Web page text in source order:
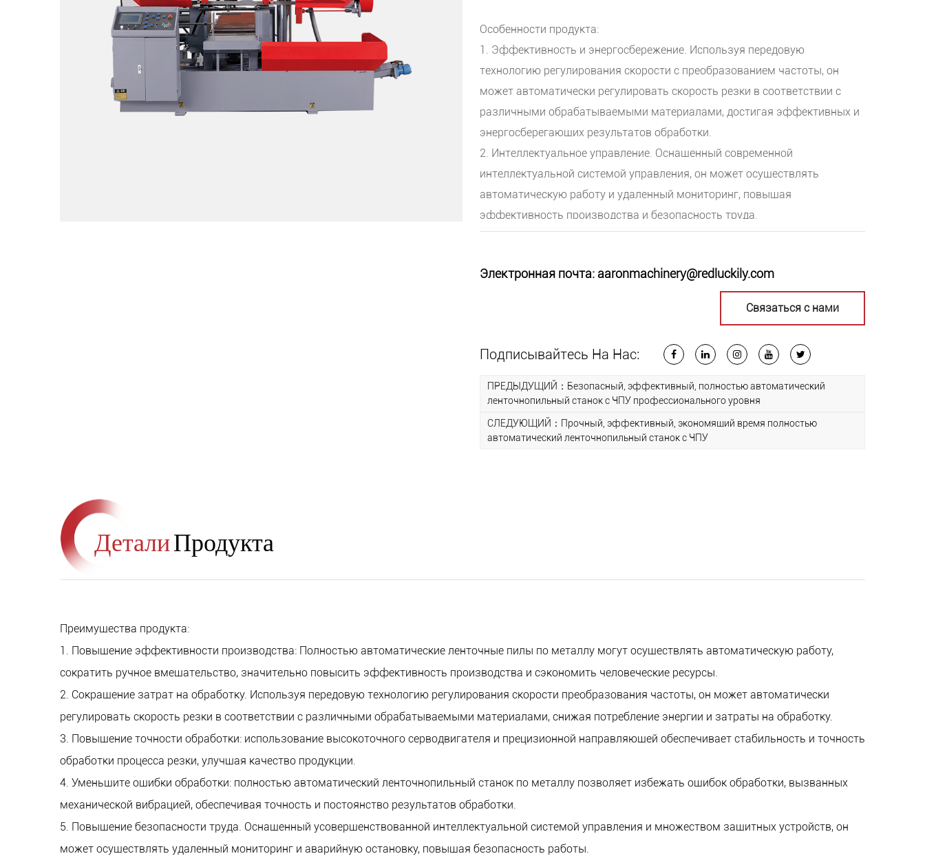
Особенности продукта:
1. Эффективность и энергосбережение. Используя передовую
технологию регулирования скорости с преобразованием частоты, он
может автоматически регулировать скорость резки в соответствии с
различными обрабатываемыми материалами, достигая эффективных и
энергосберегающих результатов обработки.
2. Интеллектуальное управление. Оснащенный современной
интеллектуальной системой управления, он может осуществлять
автоматическую работу и удаленный мониторинг, повышая
эффективность производства и безопасность труда.
3. Точный и стабильный: использование высокоточного серводвигателя и
обработки процесса резки, избегая ошибок обработки, вызванных
может удовлетворить потребности различных отраслей
промышленности.
5. Простота в эксплуатации: благодаря интуитивно понятному
интерфейсу управления и гуманному дизайну управление становится
простым и удобным, что снижает интенсивность работы операторов.
Электронная почта:aaronmachinery@redluckily.com
Связаться с нами
Подписывайтесь На Нас:
ПРЕДЫДУЩИЙ：Безопасный, эффективный, полностью автоматический
ленточнопильный станок с ЧПУ профессионального уровня
СЛЕДУЮЩИЙ：Прочный, эффективный, экономящий время полностью
автоматический ленточнопильный станок с ЧПУ
ДеталиПродукта
Преимущества продукта:
1. Повышение эффективности производства: Полностью автоматические ленточные пилы по металлу могут осуществлять автоматическую работу,
сократить ручное вмешательство, значительно повысить эффективность производства и сэкономить человеческие ресурсы.
2. Сокращение затрат на обработку. Используя передовую технологию регулирования скорости преобразования частоты, он может автоматически
регулировать скорость резки в соответствии с различными обрабатываемыми материалами, снижая потребление энергии и затраты на обработку.
3. Повышение точности обработки: использование высокоточного серводвигателя и прецизионной направляющей обеспечивает стабильность и точность
обработки процесса резки, улучшая качество продукции.
4. Уменьшите ошибки обработки: полностью автоматический ленточнопильный станок по металлу позволяет избежать ошибок обработки, вызванных
механической вибрацией, обеспечивая точность и постоянство результатов обработки.
5. Повышение безопасности труда. Оснащенный усовершенствованной интеллектуальной системой управления и множеством защитных устройств, он
может осуществлять удаленный мониторинг и аварийную остановку, повышая безопасность работы.